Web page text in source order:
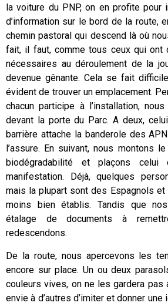
la voiture du PNP, on en profite pour
d’information sur le bord de la route,
chemin pastoral qui descend là où
fait, il faut, comme tous ceux qui ont
nécessaires au déroulement de la
devenue gênante. Cela se fait
évident de trouver un emplacement.
chacun participe à l’installation,
devant la porte du Parc. A deux,
barrière attache la banderole des
l’assure. En suivant, nous montons
biodégradabilité et plaçons celui
manifestation. Déjà, quelques
mais la plupart sont des Espagnols
moins bien établis. Tandis que
étalage de documents à
redescendons.
De la route, nous apercevons les
encore sur place. Un ou deux
couleurs vives, on ne les gardera pas
envie à d’autres d’imiter et donner